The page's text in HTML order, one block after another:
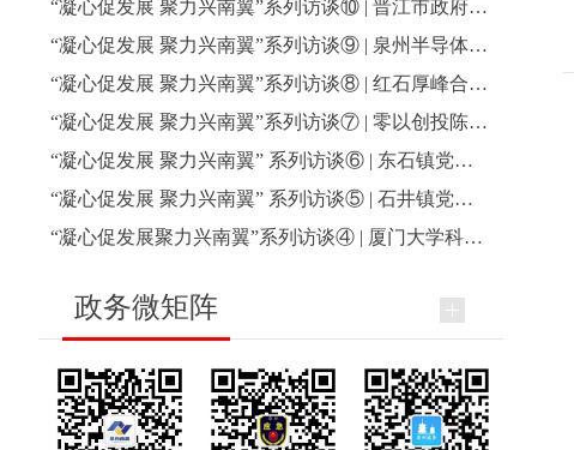
“凝心促发展 聚力兴南翼”系列访谈⑩ | 晋江市政府副市长陈进福谈晋江区域这样“再造一个晋江”
“凝心促发展 聚力兴南翼”系列访谈⑨ | 泉州半导体高新区南安分园区主任周庆喜谈南安区域“四步走”融入南翼高质量发展
“凝心促发展 聚力兴南翼”系列访谈⑧ | 红石厚峰合伙人郑宁谈区域融通与企业扎根发展
“凝心促发展 聚力兴南翼”系列访谈⑦ | 零以创投陈玢辉谈深耕南翼共筑产业新生态
“凝心促发展 聚力兴南翼” 系列访谈⑥ | 东石镇党委副书记、镇长蒋家兴谈全面融入南翼高新区建设
“凝心促发展 聚力兴南翼” 系列访谈⑤ | 石井镇党委副书记、镇长林三强谈主动融入高新区建设大局
“凝心促发展聚力兴南翼”系列访谈④ | 厦门大学科技园王明甲谈扎根南翼深耕产业与成果转化
政务微矩阵